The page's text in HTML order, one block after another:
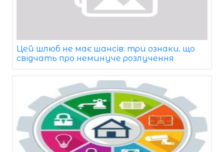
Цей шлюб не має шансів: три ознаки, що
свідчать про неминуче розлучення